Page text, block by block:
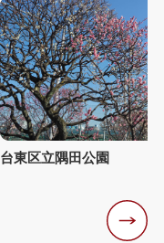
台東区立隅田公園